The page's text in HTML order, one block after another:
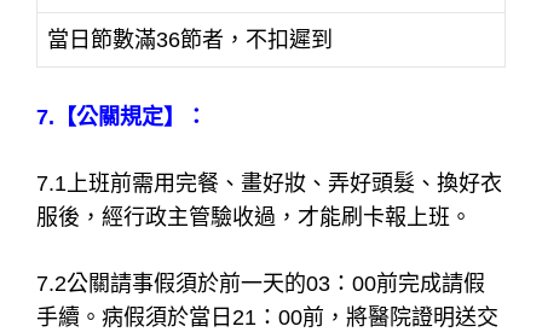
當日節數滿36節者，不扣遲到
7.【公關規定】：
7.1上班前需用完餐、畫好妝、弄好頭髮、換好衣
服後，經行政主管驗收過，才能刷卡報上班。
7.2公關請事假須於前一天的03：00前完成請假
手續。病假須於當日21：00前，將醫院證明送交